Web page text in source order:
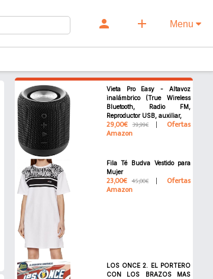
person add Menu
Vieta Pro Easy - Altavoz
inalámbrico (True Wireless
Bluetooth, Radio FM,
Reproductor USB, auxiliar,
29,00€ 39,99€ Ofertas
Amazon
Fila Té Budva Vestido para
Mujer
23,00€ 45,00€ Ofertas
Amazon
LOS ONCE 2. EL PORTERO
CON LOS BRAZOS MAS